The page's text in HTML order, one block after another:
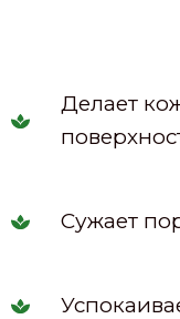
Делает
Сужает